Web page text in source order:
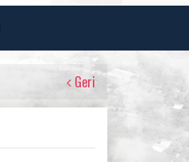
Geri